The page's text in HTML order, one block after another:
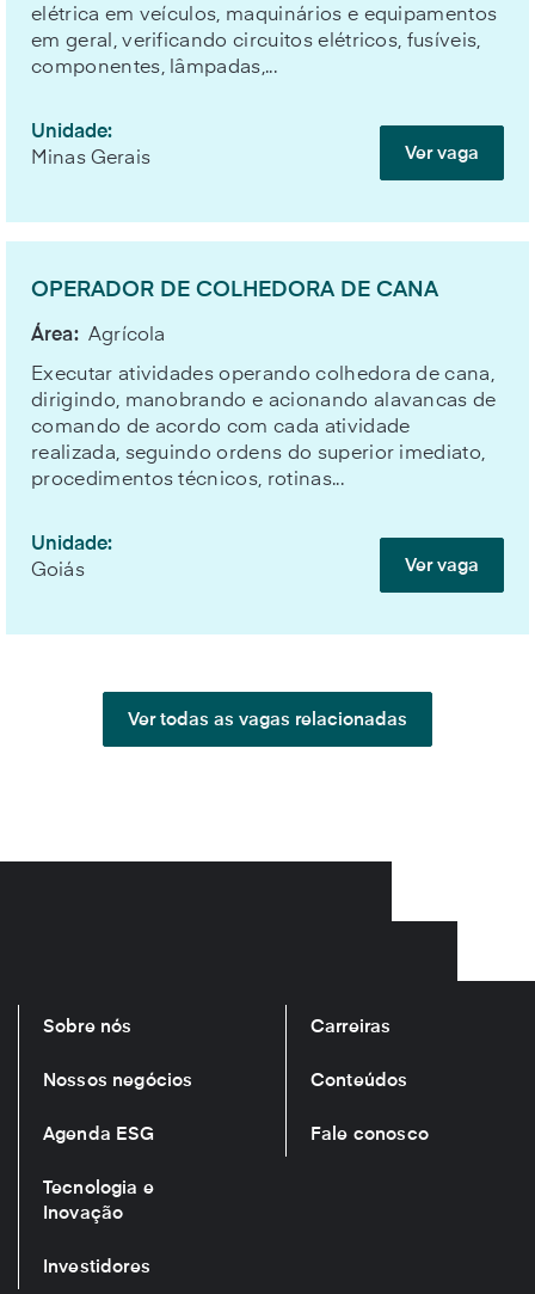
elétrica em veículos, maquinários e equipamentos
em geral, verificando circuitos elétricos, fusíveis,
componentes, lâmpadas,...
Unidade:
Minas Gerais
Ver vaga
OPERADOR DE COLHEDORA DE CANA
Área: Agrícola
Executar atividades operando colhedora de cana,
dirigindo, manobrando e acionando alavancas de
comando de acordo com cada atividade
realizada, seguindo ordens do superior imediato,
procedimentos técnicos, rotinas...
Unidade:
Goiás
Ver vaga
Ver todas as vagas relacionadas
Sobre nós
Nossos negócios
Agenda ESG
Tecnologia e
Inovação
Investidores
Carreiras
Conteúdos
Fale conosco